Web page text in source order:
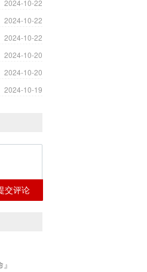
2024-10-22
2024-10-22
2024-10-22
2024-10-20
2024-10-20
2024-10-19
交评论